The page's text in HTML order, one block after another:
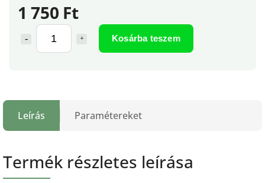
1 750 Ft
Kosárba teszem
Leírás Paramétereket
Termék részletes leírása